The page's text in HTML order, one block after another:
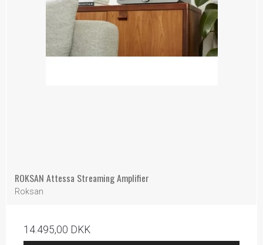
ROKSAN Attessa Streaming Amplifier
Roksan
14.495,00 DKK